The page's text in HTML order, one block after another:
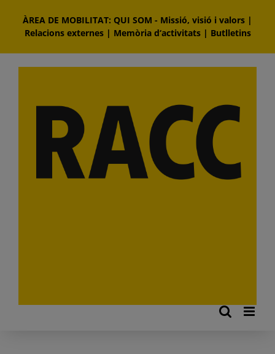
content
ÀREA DE MOBILITAT: QUI SOM - Missió, visió i valors |
Relacions externes| Memòria d‘activitats| Butlletins